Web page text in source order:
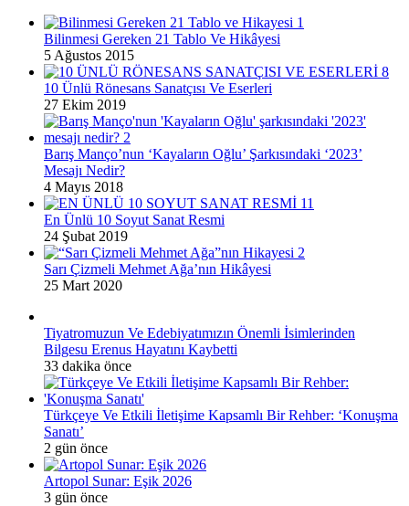
Bilinmesi Gereken 21 Tablo Ve Hikâyesi
5 Ağustos 2015
10 Ünlü Rönesans Sanatçısı Ve Eserleri
27 Ekim 2019
Barış Manço’nun ‘Kayaların Oğlu’ Şarkısındaki ‘2023’
Mesajı Nedir?
4 Mayıs 2018
En Ünlü 10 Soyut Sanat Resmi
24 Şubat 2019
Sarı Çizmeli Mehmet Ağa’nın Hikâyesi
25 Mart 2020
Tiyatromuzun Ve Edebiyatımızın Önemli İsimlerinden
Bilgesu Erenus Hayatını Kaybetti
33 dakika önce
Türkçeye Ve Etkili İletişime Kapsamlı Bir Rehber: ‘Konuşma
Sanatı’
2 gün önce
Artopol Sunar: Eşik 2026
3 gün önce